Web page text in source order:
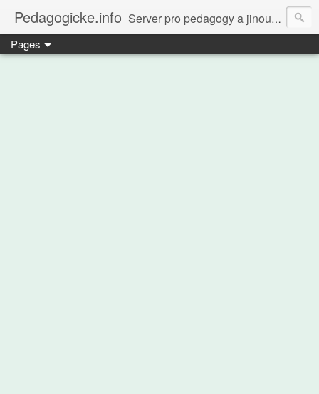
Pedagogicke.info Server pro pedagogy a jinou zvířenu
Pages